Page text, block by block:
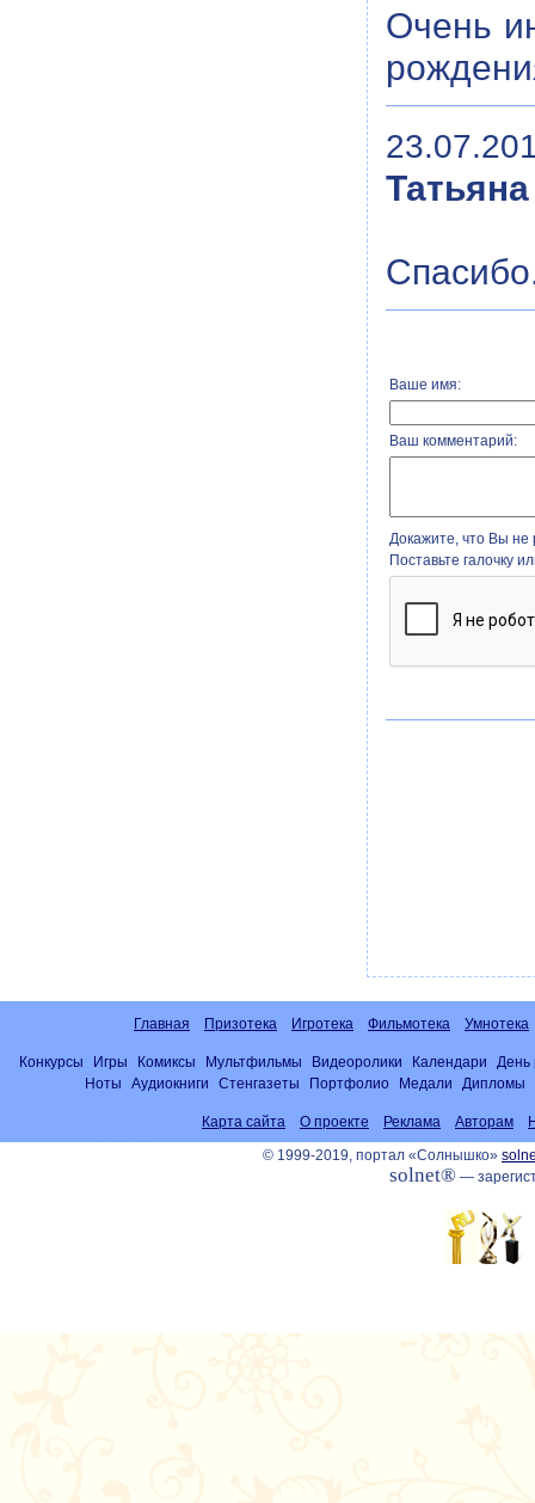
Очень
Ваше имя:
Ваш комментарий:
Докажите, что Вы не
Поставьте галочку
Главная Призотека Игротека Фильмотека Умнотека
Конкурсы Игры Комиксы Мультфильмы Видеоролики Календари
День
Ноты
Аудиокниги Стенгазеты Портфолио Медали Дипломы
Карта сайта О проекте Реклама Авторам
© 1999-2019, портал «Солнышко»
solnet®—